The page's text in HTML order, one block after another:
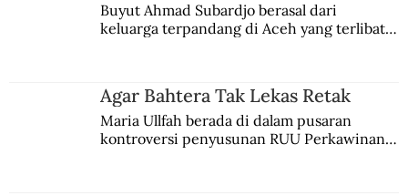
Buyut Ahmad Subardjo berasal dari
keluarga terpandang di Aceh yang terlibat
Agar Bahtera Tak Lekas Retak
Maria Ullfah berada di dalam pusaran
kontroversi penyusunan RUU Perkawinan.